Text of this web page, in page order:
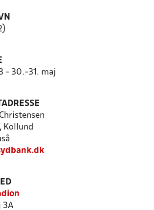
- 30.-31. maj
Kollund
3A